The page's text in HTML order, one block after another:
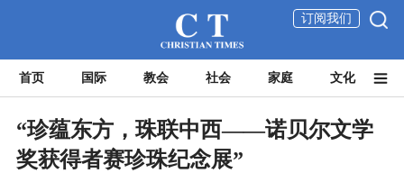
订阅我们
首页 国际 教会 社会 家庭 文化
“珍蕴东方，珠联中西——诺贝尔文学
奖获得者赛珍珠纪念展”